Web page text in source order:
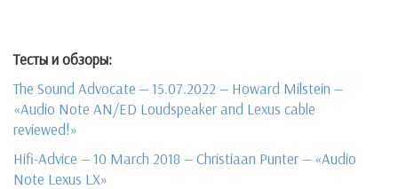
Тесты и обзоры:
The Sound Advocate — 15.07.2022 — Howard Milstein —
«Audio Note AN/ED Loudspeaker and Lexus cable
reviewed!»
Hifi-Advice — 10 March 2018 — Christiaan Punter — «Audio
Note Lexus LX»